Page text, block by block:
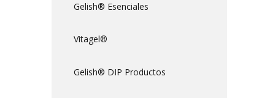
Gelish® Esenciales
Vitagel®
Gelish® DIP Productos